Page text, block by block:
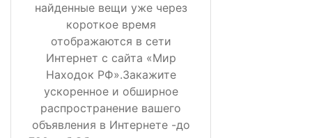
найденные вещи уже через
короткое время
отображаются в сети
Интернет с сайта «Мир
Находок РФ».Закажите
ускоренное и обширное
распространение вашего
объявления в Интернете -до